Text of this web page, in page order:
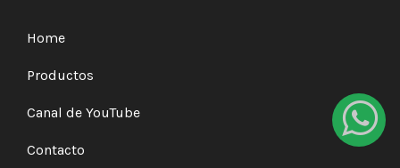
Home
Productos
Canal de YouTube
Contacto